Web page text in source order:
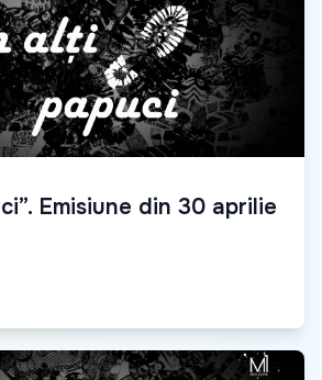
Emisiune din 30 aprilie